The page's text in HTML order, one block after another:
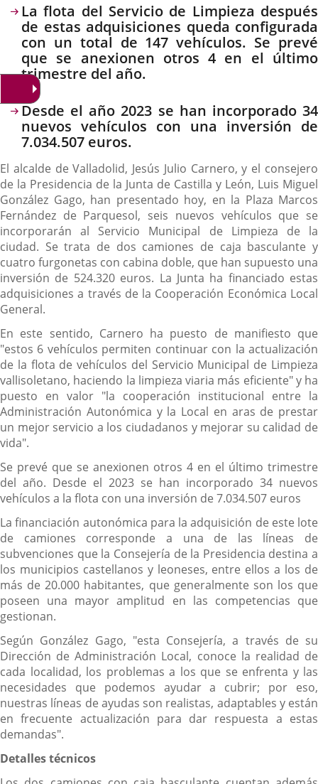
Descripción
La flota del Servicio de Limpieza después
de estas adquisiciones queda configurada
con un total de 147 vehículos. Se prevé
que se anexionen otros 4 en el último
trimestre del año.
Desde el año 2023 se han incorporado 34
nuevos vehículos con una inversión de
7.034.507 euros.
El alcalde de Valladolid, Jesús Julio Carnero, y el consejero
de la Presidencia de la Junta de Castilla y León, Luis Miguel
González Gago, han presentado hoy, en la Plaza Marcos
Fernández de Parquesol, seis nuevos vehículos que se
incorporarán al Servicio Municipal de Limpieza de la
ciudad. Se trata de dos camiones de caja basculante y
cuatro furgonetas con cabina doble, que han supuesto una
inversión de 524.320 euros. La Junta ha financiado estas
adquisiciones a través de la Cooperación Económica Local
General.
En este sentido, Carnero ha puesto de manifiesto que
"estos 6 vehículos permiten continuar con la actualización
de la flota de vehículos del Servicio Municipal de Limpieza
vallisoletano, haciendo la limpieza viaria más eficiente" y ha
puesto en valor "la cooperación institucional entre la
Administración Autonómica y la Local en aras de prestar
un mejor servicio a los ciudadanos y mejorar su calidad de
vida".
Se prevé que se anexionen otros 4 en el último trimestre
del año. Desde el 2023 se han incorporado 34 nuevos
vehículos a la flota con una inversión de 7.034.507 euros
La financiación autonómica para la adquisición de este lote
de camiones corresponde a una de las líneas de
subvenciones que la Consejería de la Presidencia destina a
los municipios castellanos y leoneses, entre ellos a los de
más de 20.000 habitantes, que generalmente son los que
poseen una mayor amplitud en las competencias que
gestionan.
Según González Gago, "esta Consejería, a través de su
Dirección de Administración Local, conoce la realidad de
cada localidad, los problemas a los que se enfrenta y las
necesidades que podemos ayudar a cubrir; por eso,
nuestras líneas de ayudas son realistas, adaptables y están
en frecuente actualización para dar respuesta a estas
demandas".
Detalles técnicos